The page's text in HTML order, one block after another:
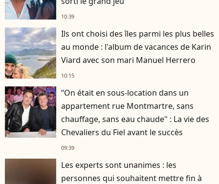
10:39
Ils ont choisi des îles parmi les plus belles
au monde : l'album de vacances de Karin
Viard avec son mari Manuel Herrero
10:15
“On était en sous-location dans un
appartement rue Montmartre, sans
chauffage, sans eau chaude" : La vie des
Chevaliers du Fiel avant le succès
09:39
Les experts sont unanimes : les
personnes qui souhaitent mettre fin à